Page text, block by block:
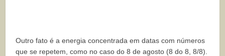
Outro fato é a energia concentrada em datas com números
que se repetem, como no caso do 8 de agosto (8 do 8, 8/8).